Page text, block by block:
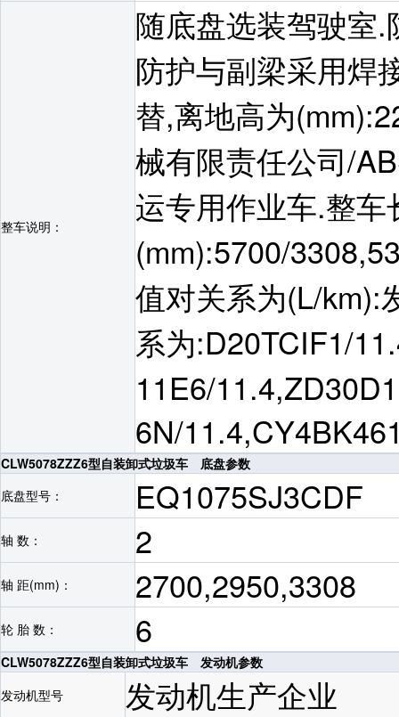
整车说明：
随底盘选装驾驶室
防护与副梁采用焊
替,离地高为
械有限责任公司/
运专用作业车.整
(mm):5700/
值对关系为(L/km):
系为:D20TCIF1/
11E6/
6N/
CLW5078ZZZ6型自装卸式垃圾车 底盘参数
底盘型号：
EQ1075SJ3CDF
轴 数： 2
轴 距(mm)： 2700,2950,3308
轮 胎 数： 6
CLW5078ZZZ6型自装卸式垃圾车 发动机参数
发动机型号
发动机生产企业